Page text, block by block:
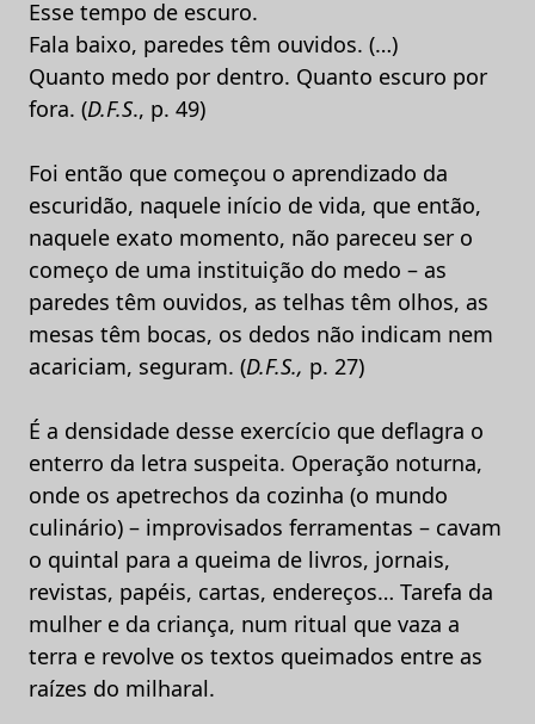
Esse tempo de escuro.
Fala baixo, paredes têm ouvidos. (…)
Quanto medo por dentro. Quanto escuro por
fora. (D.F.S., p. 49)
Foi então que começou o aprendizado da
escuridão, naquele início de vida, que então,
naquele exato momento, não pareceu ser o
começo de uma instituição do medo – as
paredes têm ouvidos, as telhas têm olhos, as
mesas têm bocas, os dedos não indicam nem
acariciam, seguram. (D.F.S., p. 27)
É a densidade desse exercício que deflagra o
enterro da letra suspeita. Operação noturna,
onde os apetrechos da cozinha (o mundo
culinário) – improvisados ferramentas – cavam
o quintal para a queima de livros, jornais,
revistas, papéis, cartas, endereços… Tarefa da
mulher e da criança, num ritual que vaza a
terra e revolve os textos queimados entre as
raízes do milharal.